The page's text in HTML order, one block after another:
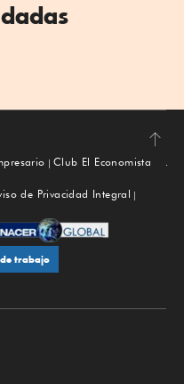
Subir
Club El Economista
de Privacidad Integral
trabajo